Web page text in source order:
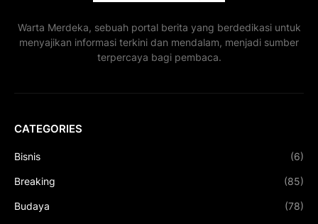
Warta Merdeka, sebuah portal berita yang berdedikasi untuk
menyajikan informasi terkini dan mendalam, menjadi sumber
terpercaya bagi pembaca.
CATEGORIES
Bisnis (6)
Breaking (85)
Budaya (78)